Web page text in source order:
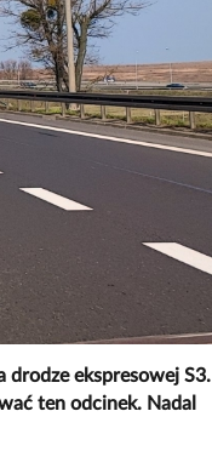
ekspresowej S3.
ten odcinek. Nadal